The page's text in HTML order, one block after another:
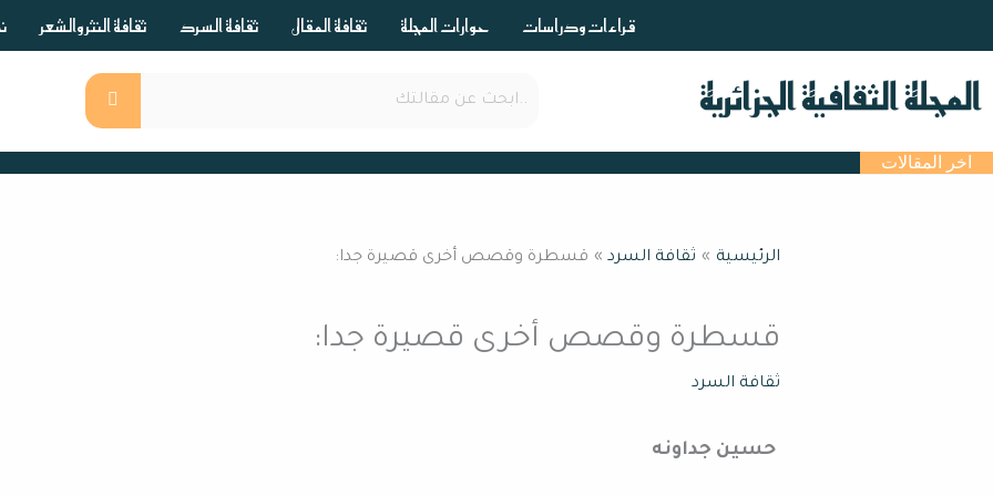
المحتوى
قراءات ودراسات حوارات المجلة ثقافة المقال ثقافة السرد ثقافة النثر والشعر
اخر المقالات
الرئيسية ثقافة السرد قسطرة وقصص أخرى قصيرة جدا:
قسطرة وقصص أخرى قصيرة جدا:
ثقافة السرد
حسين جداونه